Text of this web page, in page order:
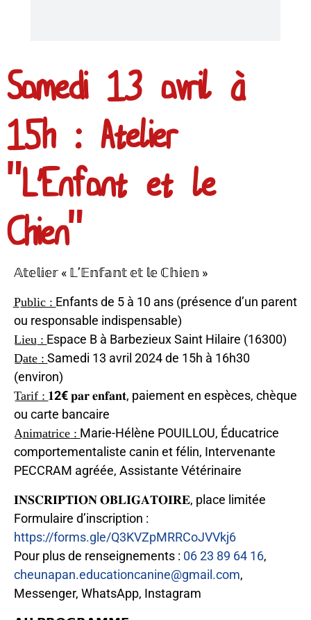
Samedi 13 avril à
15h : Atelier
"L'Enfant et le
Chien"
𝔸𝕥𝕖𝕝𝕚𝕖𝕣 « 𝕃’𝔼𝕟𝕗𝕒𝕟𝕥 𝕖𝕥 𝕝𝕖 ℂ𝕙𝕚𝕖𝕟 »
P̲u̲b̲l̲i̲c̲ ̲:̲ Enfants de 5 à 10 ans (présence d’un parent
ou responsable indispensable)
L̲i̲e̲u̲ ̲:̲ Espace B à Barbezieux Saint Hilaire (16300)
D̲a̲t̲e̲ ̲:̲ Samedi 13 avril 2024 de 15h à 16h30
(environ)
T̲a̲r̲i̲f̲ ̲:̲ 𝟏2€𝐩𝐚𝐫 𝐞𝐧𝐟𝐚𝐧𝐭, paiement en espèces, chèque
ou carte bancaire
A̲n̲i̲m̲a̲t̲r̲i̲c̲e̲ ̲:̲ Marie-Hélène POUILLOU, Éducatrice
comportementaliste canin et félin, Intervenante
PECCRAM agréée, Assistante Vétérinaire
𝐈𝐍𝐒𝐂𝐑𝐈𝐏𝐓𝐈𝐎𝐍 𝐎𝐁𝐋𝐈𝐆𝐀𝐓𝐎𝐈𝐑𝐄, place limitée
Formulaire d’inscription :
https://forms.gle/Q3KVZpMRRCoJVVkj6
Pour plus de renseignements : 06 23 89 64 16,
cheunapan.educationcanine@gmail.com,
Messenger, WhatsApp, Instagram